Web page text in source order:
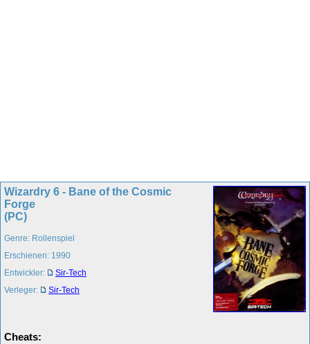
Wizardry 6 - Bane of the Cosmic
Forge
(PC)
Genre: Rollenspiel
Erschienen: 1990
Entwickler:
Sir-Tech
Verleger:
Sir-Tech
Cheats: